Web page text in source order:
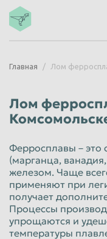
Владикавказ
Волгоград
Воронеж
Иваново
Казань
Калуга
Кемерово
Киров
Главная Лом
Лом
Ферросплавы – это
(марганца,
железом. Чаще
применяют при
получает
Процессы
упрощаются и
температуры